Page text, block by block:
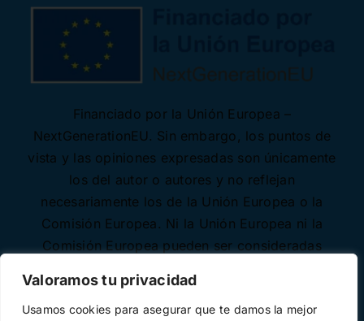
Valoramos tu privacidad
Usamos cookies para asegurar que te damos la mejor
Financiado por la Unión Europea –
NextGenerationEU. Sin embargo, los puntos de
vista y las opiniones expresadas son únicamente
los del autor o autores y no reflejan
necesariamente los de la Unión Europea o la
Comisión Europea. Ni la Unión Europea ni la
Comisión Europea pueden ser consideradas